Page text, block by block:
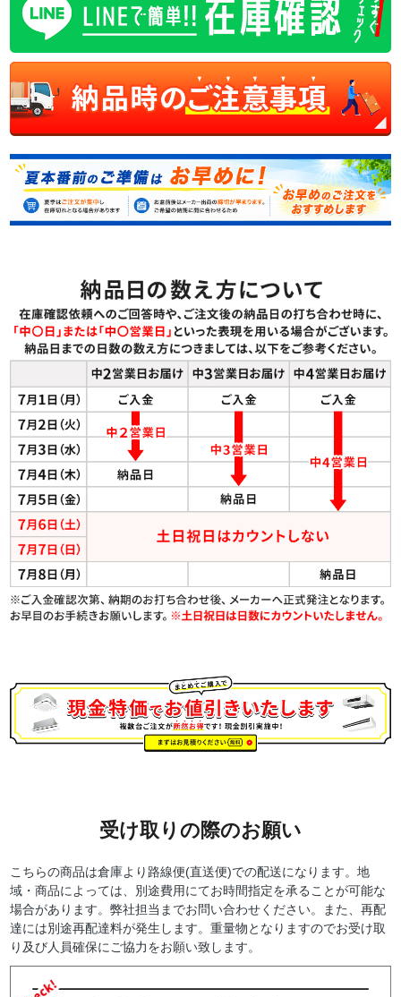
受け取りの際のお願い
こちらの商品は倉庫より路線便(直送便)での配送になります。地
域・商品によっては、別途費用にてお時間指定を承ることが可能な
場合があります。弊社担当までお問い合わせください。また、再配
達には別途再配達料が発生します。重量物となりますのでお受け取
り及び人員確保にご協力をお願い致します。